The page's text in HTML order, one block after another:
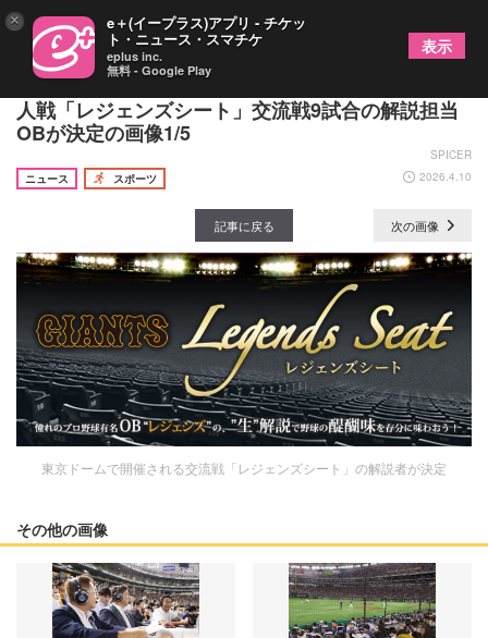
パ・リーグOBが続々登場！ 東京ドーム開催の巨
人戦「レジェンズシート」交流戦9試合の解説担当
OBが決定の画像1/5
SPICER
ニュース
スポーツ 2026.4.10
記事に戻る 次の画像
東京ドームで開催される交流戦「レジェンズシート」の解説者が決定
その他の画像
× e＋(イープラス)アプリ - チケッ
ト・ニュース・スマチケ
eplus inc.
無料 - Google Play
表示